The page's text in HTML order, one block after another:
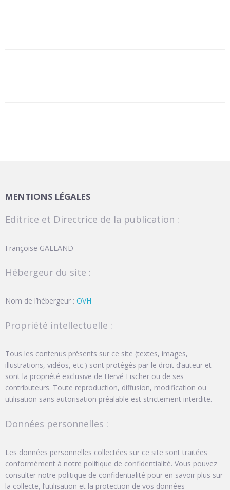
MENTIONS LÉGALES
Editrice et Directrice de la publication :
Françoise GALLAND
Hébergeur du site :
Nom de l’hébergeur : OVH
Propriété intellectuelle :
Tous les contenus présents sur ce site (textes, images,
illustrations, vidéos, etc.) sont protégés par le droit d’auteur et
sont la propriété exclusive de Hervé Fischer ou de ses
contributeurs. Toute reproduction, diffusion, modification ou
utilisation sans autorisation préalable est strictement interdite.
Données personnelles :
Les données personnelles collectées sur ce site sont traitées
conformément à notre politique de confidentialité. Vous pouvez
consulter notre politique de confidentialité pour en savoir plus sur
la collecte, l’utilisation et la protection de vos données